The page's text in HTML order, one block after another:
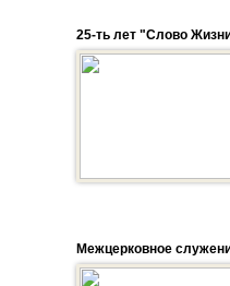
25-ть лет "Слово
Межцерковное